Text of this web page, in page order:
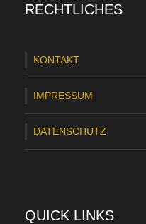
RECHTLICHES
KONTAKT
IMPRESSUM
DATENSCHUTZ
QUICK LINKS